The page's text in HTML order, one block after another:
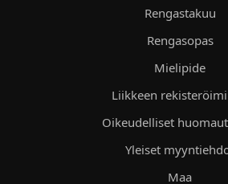
Rengastakuu
Rengasopas
Mielipide
Liikkeen
Oikeudelliset
Yleiset
Maa